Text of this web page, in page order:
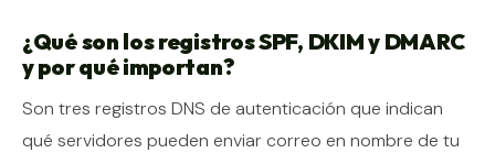
¿Qué son los registros SPF, DKIM y DMARC
y por qué importan?
Son tres registros DNS de autenticación que indican
qué servidores pueden enviar correo en nombre de tu